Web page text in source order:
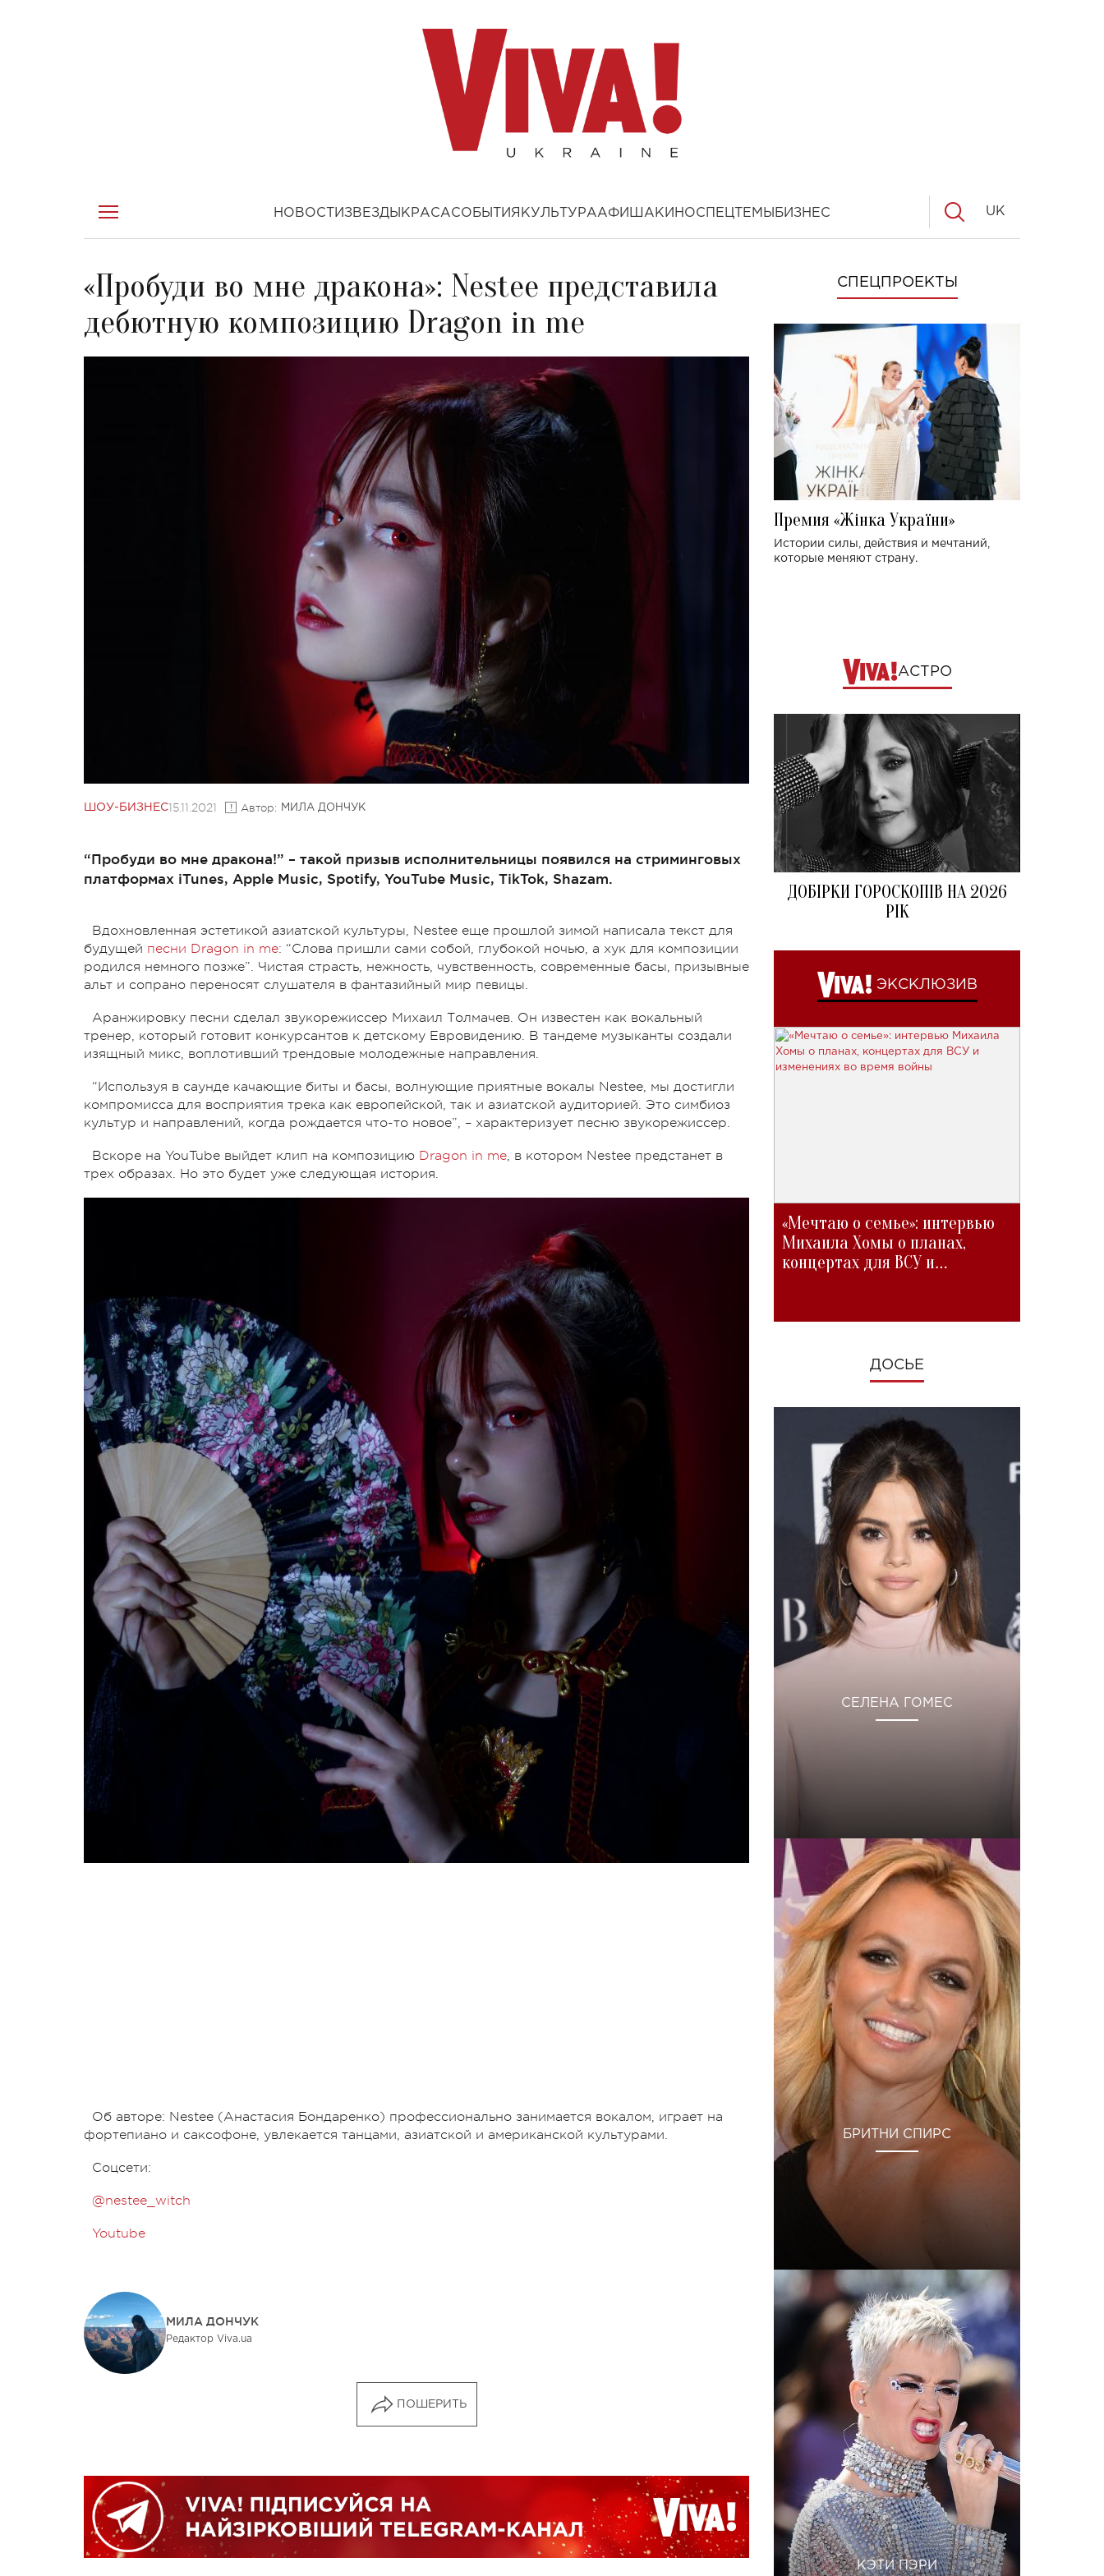
НОВОСТИ ЗВЕЗДЫ КРАСАСОБЫТИЯ КУЛЬТУРААФИША КИНОСПЕЦТЕМЫ БИЗНЕС UK
«Пробуди во мне дракона»: Nestee представила
дебютную композицию Dragon in me
ШОУ-БИЗНЕС15.11.2021 Автор: МИЛА ДОНЧУК
“Пробуди во мне дракона!” – такой призыв исполнительницы появился на стриминговых
платформах iTunes, Apple Music, Spotify, YouTube Music, TikTok, Shazam.
Вдохновленная эстетикой азиатской культуры, Nestee еще прошлой зимой написала текст для
будущей песни Dragon in me: “Слова пришли сами собой, глубокой ночью, а хук для композиции
родился немного позже”. Чистая страсть, нежность, чувственность, современные басы, призывные
альт и сопрано переносят слушателя в фантазийный мир певицы.
Аранжировку песни сделал звукорежиссер Михаил Толмачев. Он известен как вокальный
тренер, который готовит конкурсантов к детскому Евровидению. В тандеме музыканты создали
изящный микс, воплотивший трендовые молодежные направления.
“Используя в саунде качающие биты и басы, волнующие приятные вокалы Nestee, мы достигли
компромисса для восприятия трека как европейской, так и азиатской аудиторией. Это симбиоз
культур и направлений, когда рождается что-то новое”, – характеризует песню звукорежиссер.
Вскоре на YouTube выйдет клип на композицию Dragon in me, в котором Nestee предстанет в
трех образах. Но это будет уже следующая история.
Об авторе: Nestee (Анастасия Бондаренко) профессионально занимается вокалом, играет на
фортепиано и саксофоне, увлекается танцами, азиатской и американской культурами.
Соцсети:
@nestee_witch
Youtube
МИЛА ДОНЧУК
Редактор Viva.ua
ПОШЕРИТЬ
СПЕЦПРОЕКТЫ
Премия «Жінка України»
Истории силы, действия и мечтаний,
которые меняют страну.
АСТРО
ДОБІРКИ ГОРОСКОПІВ НА 2026
РІК
ЭКСКЛЮЗИВ
«Мечтаю о семье»: интервью
Михаила Хомы о планах,
концертах для ВСУ и
ДОСЬЕ
СЕЛЕНА ГОМЕС
БРИТНИ СПИРС
КЭТИ ПЭРИ